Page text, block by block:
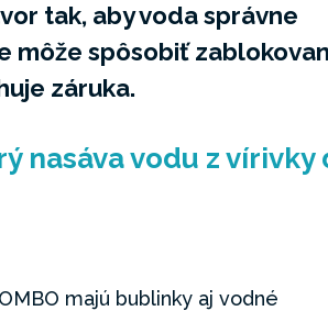
tak, aby voda správne
môže spôsobiť
záruka.
nasáva vodu z vírivky
majú bublinky aj vodné